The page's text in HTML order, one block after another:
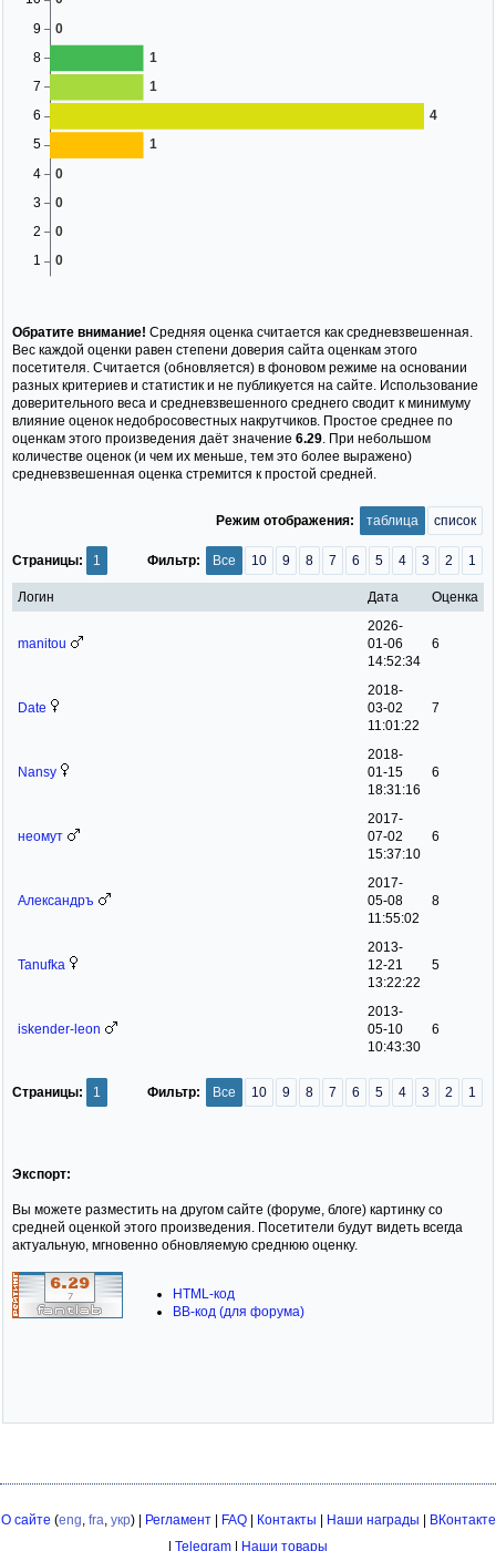
Обратите внимание! Средняя оценка считается как средневзвешенная.
Вес каждой оценки равен степени доверия сайта оценкам этого
посетителя. Считается (обновляется) в фоновом режиме на основании
разных критериев и статистик и не публикуется на сайте. Использование
доверительного веса и средневзвешенного среднего сводит к минимуму
влияние оценок недобросовестных накрутчиков. Простое среднее по
оценкам этого произведения даёт значение 6.29 . При небольшом
количестве оценок (и чем их меньше, тем это более выражено)
средневзвешенная оценка стремится к простой средней.
Режим отображения: таблица список
Все 10 9 8 7 6 5 4 3 2 1
Фильтр:
Страницы: 1
Логин Дата Оценка
manitou
2026-
01-06
14:52:34
6
Date
2018-
03-02
11:01:22
7
Nansy
2018-
01-15
18:31:16
6
неомут
2017-
07-02
15:37:10
6
Александръ
2017-
05-08
11:55:02
8
Tanufka
2013-
12-21
13:22:22
5
iskender-leon
2013-
05-10
10:43:30
6
Все 10 9 8 7 6 5 4 3 2 1
Фильтр:
Страницы: 1
Экспорт:
Вы можете разместить на другом сайте (форуме, блоге) картинку со
средней оценкой этого произведения. Посетители будут видеть всегда
актуальную, мгновенно обновляемую среднюю оценку.
HTML-код
BB-код (для форума)
О сайте (eng fra укр) | Регламент| FAQ| Контакты | Наши награды | ВКонтакте
| Telegram | Наши товары